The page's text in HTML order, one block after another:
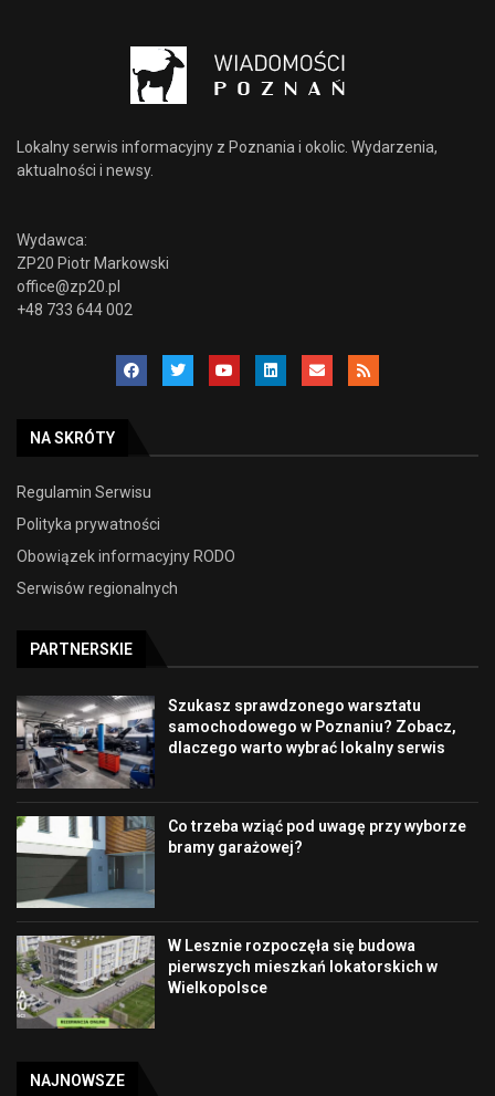
Lokalny serwis informacyjny z Poznania i okolic. Wydarzenia,
aktualności i newsy.
Wydawca:
ZP20 Piotr Markowski
office@zp20.pl
+48 733 644 002
NA SKRÓTY
Regulamin Serwisu
Polityka prywatności
Obowiązek informacyjny RODO
Serwisów regionalnych
PARTNERSKIE
Szukasz sprawdzonego warsztatu
samochodowego w Poznaniu? Zobacz,
dlaczego warto wybrać lokalny serwis
Co trzeba wziąć pod uwagę przy wyborze
bramy garażowej?
W Lesznie rozpoczęła się budowa
pierwszych mieszkań lokatorskich w
Wielkopolsce
NAJNOWSZE